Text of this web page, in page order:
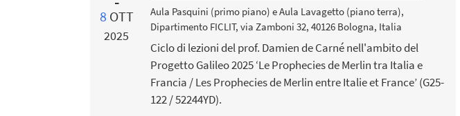
8 OTT
2025
Aula Pasquini (primo piano) e Aula Lavagetto (piano terra),
Dipartimento FICLIT, via Zamboni 32, 40126 Bologna, Italia
Ciclo di lezioni del prof. Damien de Carné nell'ambito del
Progetto Galileo 2025 ‘Le Prophecies de Merlin tra Italia e
Francia / Les Prophecies de Merlin entre Italie et France’ (G25-
122 / 52244YD).